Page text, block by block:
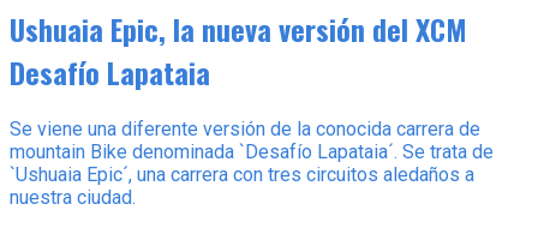
Ushuaia Epic, la nueva versión del XCM
Desafío Lapataia
Se viene una diferente versión de la conocida carrera de
mountain Bike denominada `Desafío Lapataia´. Se trata de
`Ushuaia Epic´, una carrera con tres circuitos aledaños a
nuestra ciudad.